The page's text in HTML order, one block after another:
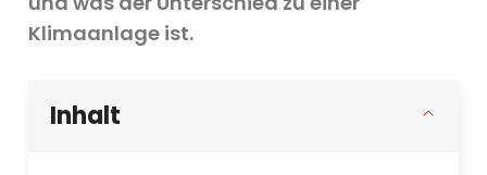
Klimaanlage ist.
Inhalt